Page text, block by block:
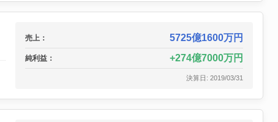
売上： 5725億1600万円
純利益： 274億7000万円
決算日: 2019/03/31